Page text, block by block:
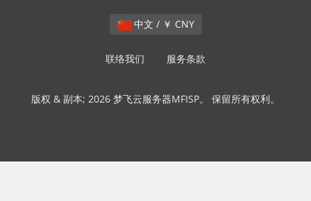
中文 / ￥ CNY
联络我们 服务条款
版权 & 副本; 2026 梦飞云服务器MFISP。 保留所有权利。